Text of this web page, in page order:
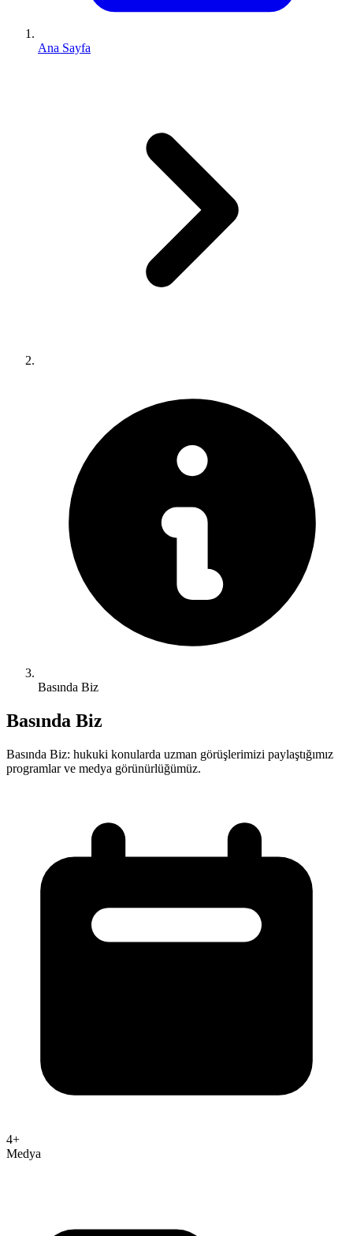
Ana Sayfa
Basında Biz
Basında Biz
Basında Biz: hukuki konularda uzman görüşlerimizi paylaştığımız
programlar ve medya görünürlüğümüz.
4+
Medya